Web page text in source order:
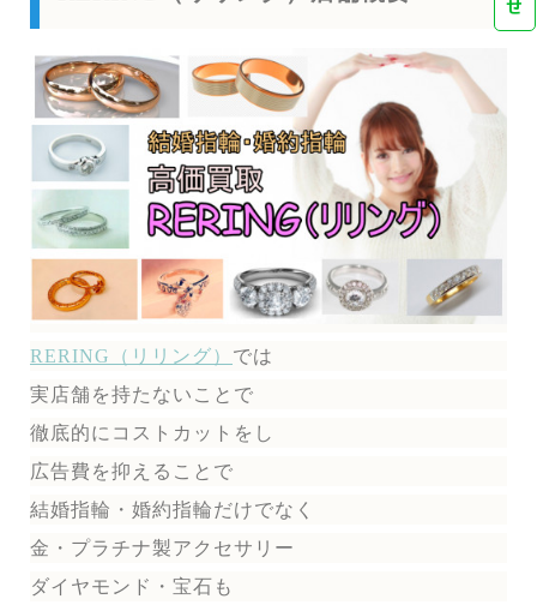
RERING（リリング） では
実店舗を持たないことで
徹底的にコストカットをし
広告費を抑えることで
結婚指輪・婚約指輪だけでなく
金・プラチナ製アクセサリー
ダイヤモンド・宝石も
せ